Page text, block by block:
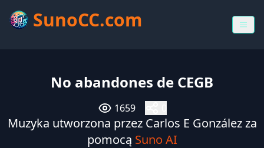
SunoCC.com
No abandones de CEGB
1659
Muzyka utworzona przez Carlos E González za
pomocą Suno AI